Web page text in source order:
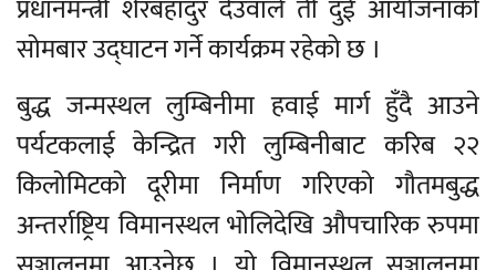
प्रधानमन्त्री शेरबहादुर देउवाले ती दुई आयोजनाको
सोमबार उद्घाटन गर्ने कार्यक्रम रहेको छ ।
बुद्ध जन्मस्थल लुम्बिनीमा हवाई मार्ग हुँदै आउने
पर्यटकलाई केन्द्रित गरी लुम्बिनीबाट करिब २२
किलोमिटको दूरीमा निर्माण गरिएको गौतमबुद्ध
अन्तर्राष्ट्रिय विमानस्थल भोलिदेखि औपचारिक रुपमा